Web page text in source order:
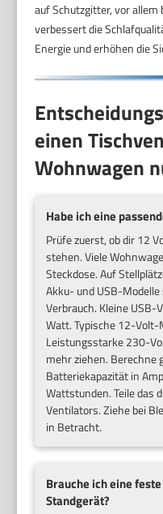
auf Schutzgitter, vor allem
verbessert die
Energie und erhöhen die
einen
Wohnwagen
Habe ich eine
Prüfe zuerst, ob dir 12
stehen. Viele
Steckdose. Auf
Akku- und USB-
Verbrauch. Kleine
Watt. Typische 12-Volt-
Leistungsstarke 230-
mehr ziehen. Berechne
Batteriekapazität in
Wattstunden. Teile das
Ventilators. Ziehe bei
in Betracht.
Brauche ich eine
Standgerät?